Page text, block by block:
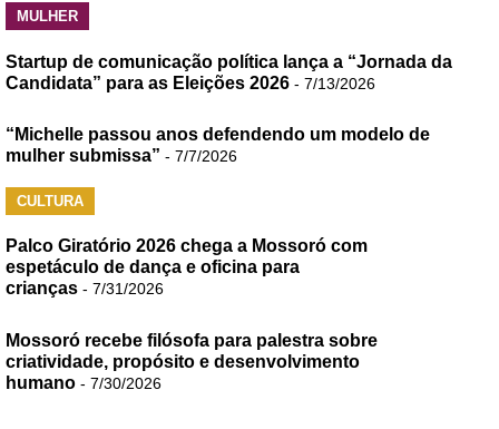
MULHER
Startup de comunicação política lança a “Jornada da
Candidata” para as Eleições 2026 - 7/13/2026
“Michelle passou anos defendendo um modelo de
mulher submissa” - 7/7/2026
CULTURA
Palco Giratório 2026 chega a Mossoró com
espetáculo de dança e oficina para
crianças - 7/31/2026
Mossoró recebe filósofa para palestra sobre
criatividade, propósito e desenvolvimento
humano - 7/30/2026